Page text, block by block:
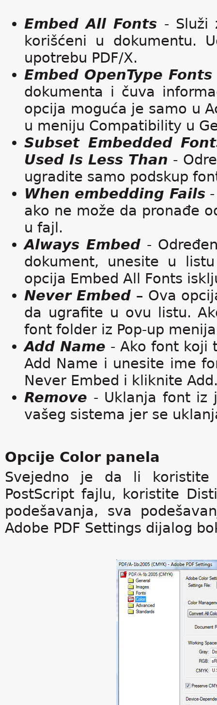
Embed All Fonts - Služi
korišćeni u dokumentu.
upotrebu PDF/X.
Embed OpenType Fonts
dokumenta i čuva
opcija moguća je samo u
u meniju Compatibility u
Subset Embedded
Used Is Less Than -
ugradite samo podskup
When embedding Fails-
ako ne može da pronađe
u fajl.
Always Embed -
dokument, unesite u
opcija Embed All Fonts
Never Embed – Ova
da ugrafite u ovu listu.
font folder iz Pop-up
Add Name - Ako font koji
Add Name i unesite ime
Never Embed i kliknite
Remove - Uklanja font iz
vašeg sistema jer se
Opcije Color panela
Svejedno je da li koristite
PostScript fajlu, koristite
podešavanja, sva
Adobe PDF Settings dijalog